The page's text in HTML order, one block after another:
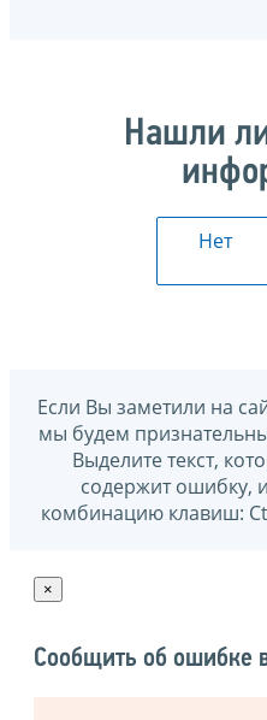
Нашли
Нет
Если Вы заметили на
мы будем
Выделите текст,
содержит ошибку,
комбинацию клавиш:
×
Сообщить об ошибке